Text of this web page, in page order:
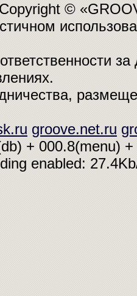
©
groove.net.ru
+ 000.8(menu)
enabled: